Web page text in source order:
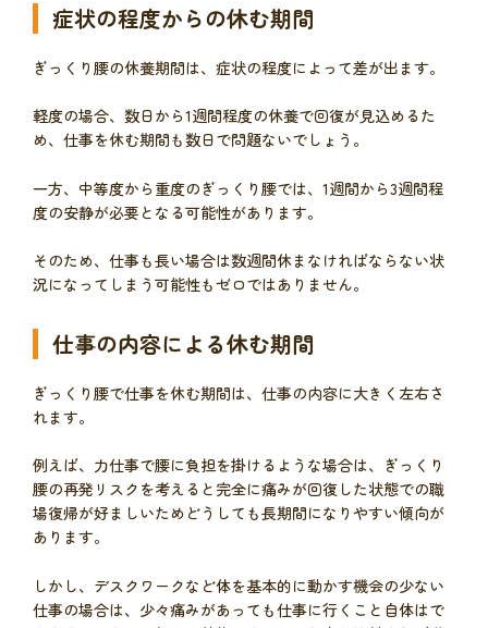
症状の程度からの休む期間
ぎっくり腰の休養期間は、症状の程度によって差が出ます。
軽度の場合、数日から1週間程度の休養で回復が見込めるた
め、仕事を休む期間も数日で問題ないでしょう。
一方、中等度から重度のぎっくり腰では、1週間から3週間程
度の安静が必要となる可能性があります。
そのため、仕事も長い場合は数週間休まなければならない状
況になってしまう可能性もゼロではありません。
仕事の内容による休む期間
ぎっくり腰で仕事を休む期間は、仕事の内容に大きく左右さ
れます。
例えば、力仕事で腰に負担を掛けるような場合は、ぎっくり
腰の再発リスクを考えると完全に痛みが回復した状態での職
場復帰が好ましいためどうしても長期間になりやすい傾向が
あります。
しかし、デスクワークなど体を基本的に動かす機会の少ない
仕事の場合は、少々痛みがあっても仕事に行くこと自体はで